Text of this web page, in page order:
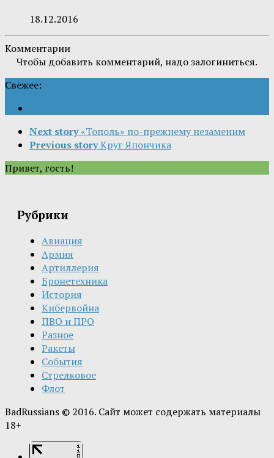
18.12.2016
Комментарии
Чтобы добавить комментарий, надо залогиниться.
Свежее:
Next story«Тополь» по-прежнему незаменим
Previous storyКруг Япончика
Привет, гость!
Рубрики
Авиация
Армия
Артиллерия
Бронетехника
История
Кибервойна
ПВО и ПРО
Разное
Ракеты
События
Стрелковое
Флот
BadRussians © 2016. Сайт может содержать материалы
18+